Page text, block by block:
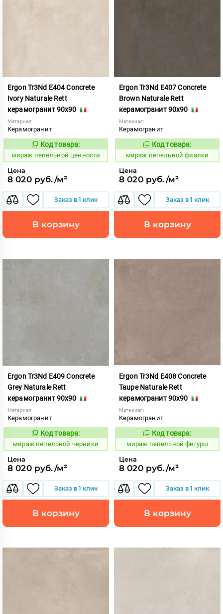
Ergon Tr3Nd E404 Concrete
Ivory Naturale Rett
керамогранит 90x90
Материал:
Керамогранит
993242
Код товара:
мираж пепельной ценности
Цена
8 020 руб./м²
Заказ в 1 клик
В корзину
Ergon Tr3Nd E407 Concrete
Brown Naturale Rett
керамогранит 90x90
Материал:
Керамогранит
993239
Код товара:
мираж пепельной фиалки
Цена
8 020 руб./м²
Заказ в 1 клик
В корзину
Ergon Tr3Nd E409 Concrete
Grey Naturale Rett
керамогранит 90x90
Материал:
Керамогранит
993244
Код товара:
мираж пепельной черники
Цена
8 020 руб./м²
Заказ в 1 клик
В корзину
Ergon Tr3Nd E408 Concrete
Taupe Naturale Rett
керамогранит 90x90
Материал:
Керамогранит
993240
Код товара:
мираж пепельной фигуры
Цена
8 020 руб./м²
Заказ в 1 клик
В корзину